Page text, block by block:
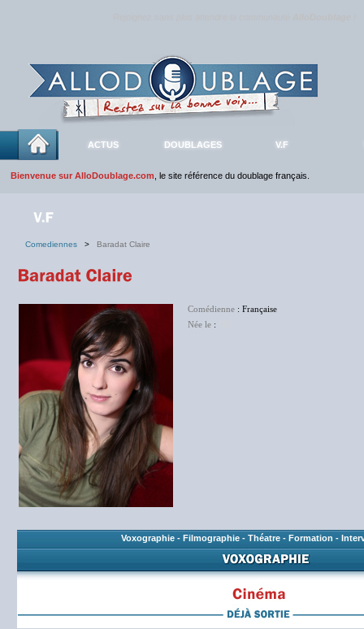
ACTUS DOUBLAGES V.F
Bienvenue sur AlloDoublage.com , le site référence du doublage français.
Comediennes > Baradat Claire
Comédienne : Française
Née le :
Voxographie - Filmographie - Théatre - Formation -